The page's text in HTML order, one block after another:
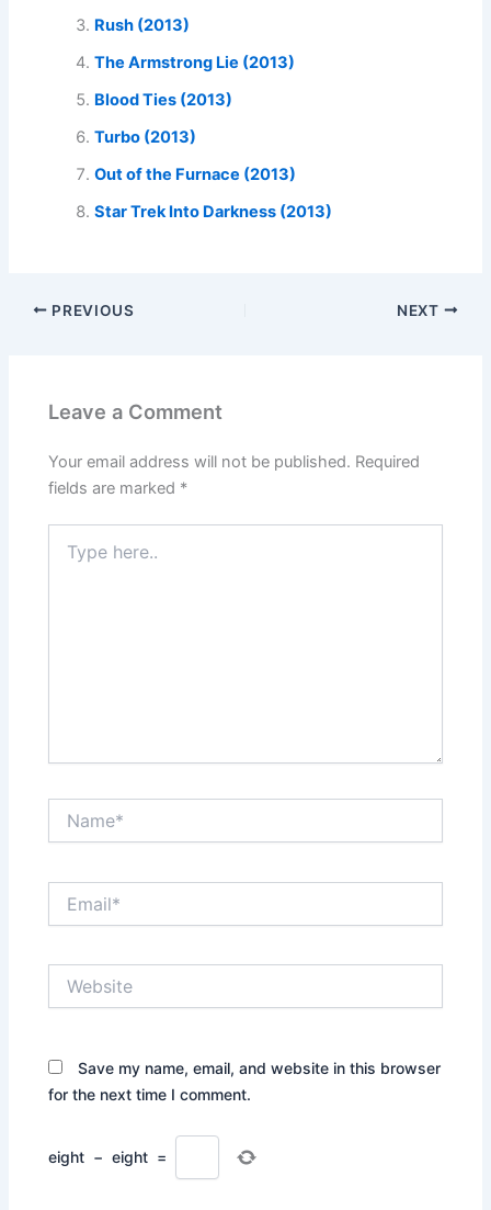
Rush (2013)
The Armstrong Lie (2013)
Blood Ties (2013)
Turbo (2013)
Out of the Furnace (2013)
Star Trek Into Darkness (2013)
PREVIOUS NEXT
Leave a Comment
Your email address will not be published. Required
fields are marked *
here..
Save my name, email, and website in this browser
for the next time I comment.
eight − eight =